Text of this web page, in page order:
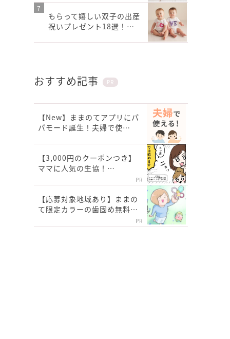
もらって嬉しい双子の出産
祝いプレゼント18選！…
おすすめ記事 PR
【New】ままのてアプリにパ
パモード誕生！夫婦で使…
【3,000円のクーポンつき】
ママに人気の生協！…
PR
【応募対象地域あり】ままの
て限定カラーの歯固め無料…
PR